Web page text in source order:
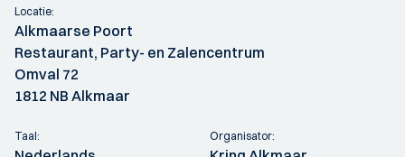
Locatie:
Alkmaarse Poort
Restaurant, Party- en Zalencentrum
Omval 72
1812 NB Alkmaar
Taal: Organisator: